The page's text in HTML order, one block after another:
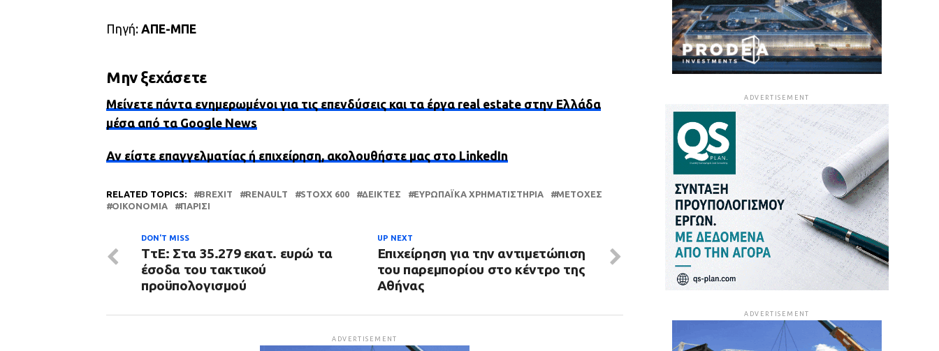
Πηγή: ΑΠΕ-ΜΠΕ
Μην ξεχάσετε
Μείνετε πάντα ενημερωμένοι για τις επενδύσεις και τα έργα real estate στην Ελλάδα
μέσα από τα Google News
Αν είστε επαγγελματίας ή επιχείρηση, ακολουθήστε μας στο LinkedIn
RELATED TOPICS: BREXIT RENAULT STOXX 600 ΔΕΊΚΤΕΣ ΕΥΡΩΠΑΪΚΆ ΧΡΗΜΑΤΙΣΤΉΡΙΑ
ΜΕΤΟΧΈΣ
ΟΙΚΟΝΟΜΊΑ
ΠΑΡΊΣΙ
UP NEXT
Επιχείρηση για την αντιμετώπιση
του παρεμπορίου στο κέντρο της
Αθήνας
DON'T MISS
ΤτΕ: Στα 35.279 εκατ. ευρώ τα
έσοδα του τακτικού
προϋπολογισμού
ADVERTISEMENT
ADVERTISEMENT
ADVERTISEMENT